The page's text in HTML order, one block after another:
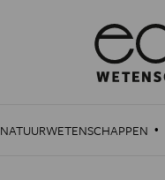
NATUURWETENSCHAPPEN ·